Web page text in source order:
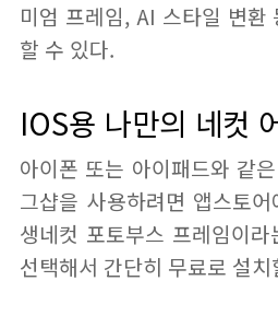
미엄 프레임, AI 스타일 변환
할 수 있다.
IOS용 나만의 네컷
아이폰 또는 아이패드와 같
그샵을 사용하려면 앱스토
생네컷 포토부스 프레임이
선택해서 간단히 무료로 설